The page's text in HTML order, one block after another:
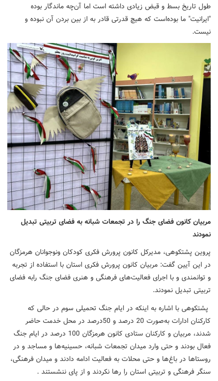
طول تاریخ بسط و قبض زیادی داشته است اما آن‌چه ماندگار بوده
"ایرانیت" ما بوده‌است که هیچ قدرتی قادر به از بین بردن آن نبوده و
نیست.
مربیان کانون فضای جنگ را در تجمعات شبانه به فضای تربیتی تبدیل
نمودند
پروین پشتکوهی، مدیرکل کانون پرورش فکری کودکان ونوجوانان هرمزگان
در این آیین گفت: مربیان کانون پرورش فکری استان با استفاده از تجربه
و توانمندی و با اجرای فعالیت‌های فرهنگی و هنری فضای جنگ رابه فضای
تربیتی تبدیل نمودند.
پشتکوهی با اشاره به اینکه در ایام جنگ تحمیلی سوم در حالی که
کارکنان ادارات به‌صورت 20 درصد و 50درصد در محل خدمت حاضر
شدند، مربیان و کارکنان ستادی کانون هرمزگان 100 درصد در ایام جنگ
فعال بودند و حتی وارد میدان تجمعات شبانه، حسینیه‌ها و مساجد و در
روستاها در باغ‌ها و حتی محلات به فعالیت ادامه دادند و میدان فرهنگی،
سنگر فرهنگی و تربیتی استان را رها نکردند و از پای ننشستند .